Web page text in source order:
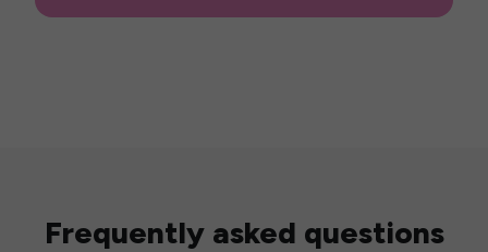
Frequently asked questions